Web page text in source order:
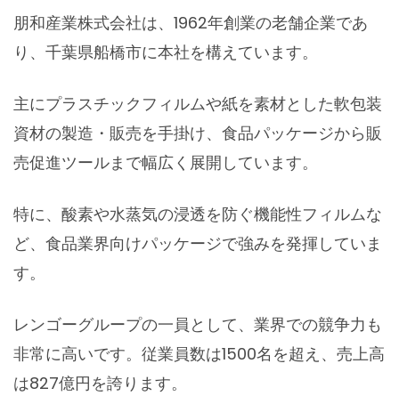
朋和産業株式会社は、1962年創業の老舗企業であ
り、千葉県船橋市に本社を構えています。
主にプラスチックフィルムや紙を素材とした軟包装
資材の製造・販売を手掛け、食品パッケージから販
売促進ツールまで幅広く展開しています。
特に、酸素や水蒸気の浸透を防ぐ機能性フィルムな
ど、食品業界向けパッケージで強みを発揮していま
す。
レンゴーグループの一員として、業界での競争力も
非常に高いです。従業員数は1500名を超え、売上高
は827億円を誇ります。